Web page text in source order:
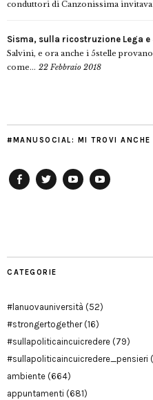
conduttori di Canzonissima
Sisma, sulla ricostruzione Lega
Salvini, e ora anche i 5stelle
come... 22 Febbraio 2018
#MANUSOCIAL: MI TROVI ANCHE
CATEGORIE
#lanuovauniversità (52)
#strongertogether(16)
#sullapoliticaincuicredere (79)
#sullapoliticaincuicredere_pensieri
ambiente (664)
appuntamenti (681)